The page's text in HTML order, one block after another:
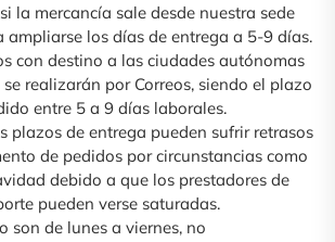
la mercancía sale desde nuestra sede
ampliarse los días de entrega a 5-9 días.
con destino a las ciudades autónomas
realizarán por Correos, siendo el plazo
entre 5 a 9 días laborales.
plazos de entrega pueden sufrir retrasos
de pedidos por circunstancias como
debido a que los prestadores de
pueden verse saturadas.
son de lunes a viernes, no